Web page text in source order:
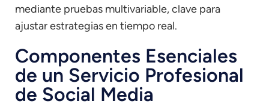
mediante pruebas multivariable, clave para
ajustar estrategias en tiempo real.
Componentes Esenciales
de un Servicio Profesional
de Social Media